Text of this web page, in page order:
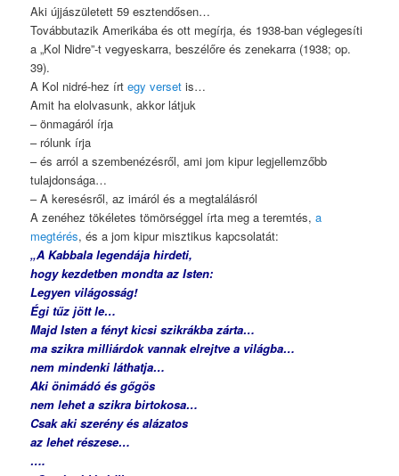
Aki újjászületett 59 esztendősen…
Továbbutazik Amerikába és ott megírja, és 1938-ban véglegesíti
a „Kol Nidre”-t vegyeskarra, beszélőre és zenekarra (1938; op.
39).
A Kol nidré-hez írtegy verset is…
Amit ha elolvasunk, akkor látjuk
– önmagáról írja
– rólunk írja
– és arról a szembenézésről, ami jom kipur legjellemzőbb
tulajdonsága…
– A keresésről, az imáról és a megtalálásról
A zenéhez tökéletes tömörséggel írta meg a teremtés,a
megtérés, és a jom kipur misztikus kapcsolatát:
„A Kabbala legendája hirdeti,
hogy kezdetben mondta az Isten:
Legyen világosság!
Égi tűz jött le…
Majd Isten a fényt kicsi szikrákba zárta…
ma szikra milliárdok vannak elrejtve a világba…
nem mindenki láthatja…
Aki önimádó és gőgös
nem lehet a szikra birtokosa…
Csak aki szerény és alázatos
az lehet részese…
….